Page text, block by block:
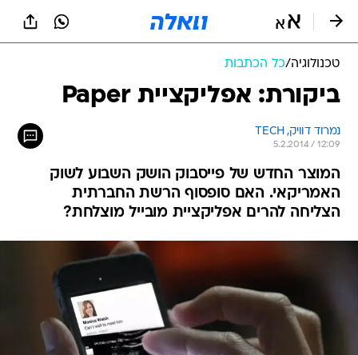
טכנולוגיה/כל הכתבות
ביקורת: אפליקציית Paper
נמרוד דוויק, TECH
5.2.2014 / 12:09
המוצר החדש של פייסבוק הושק השבוע לשוק
האמריקאי. האם סופסוף הרשת החברתית
הצליחה להרים אפליקציית מובייל מוצלחת?